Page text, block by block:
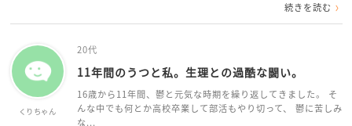
続きを読む
くりちゃん
20代
11年間のうつと私。生理との過酷な闘い。
16歳から11年間、鬱と元気な時期を繰り返してきました。 そ
んな中でも何とか高校卒業して部活もやり切って、 鬱に苦しみ
な...